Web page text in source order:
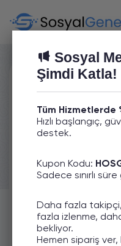
Şifre Gerekmez
Sosyal
Şimdi Katla!
Tüm Hizmetlerde
Hızlı başlangıç,
destek.
Kupon Kodu:
Sadece sınırlı
Daha fazla
fazla izlenme,
bekliyor.
Hemen sipariş ver,